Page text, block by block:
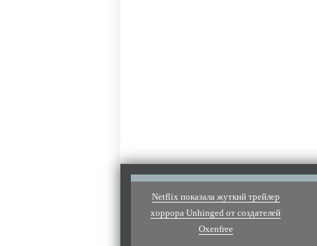
Netflix показала жуткий трейлер
хоррора Unhinged от создателей
Oxenfree